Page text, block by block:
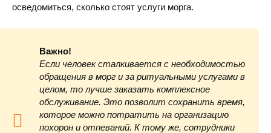
осведомиться, сколько стоят услуги морга.
Важно!
Если человек сталкивается с необходимостью
обращения в морг и за ритуальными услугами в
целом, то лучше заказать комплексное
обслуживание. Это позволит сохранить время,
которое можно потратить на организацию
похорон и отпеваний. К тому же, сотрудники